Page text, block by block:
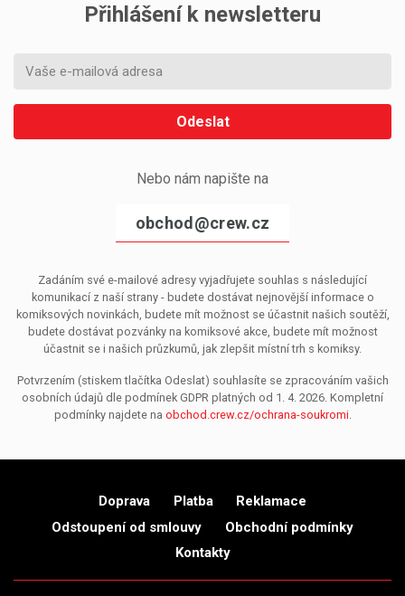
Přihlášení k newsletteru
Odeslat
Nebo nám napište na
obchod@crew.cz
Zadáním své e-mailové adresy vyjadřujete souhlas s následující
komunikací z naší strany - budete dostávat nejnovější informace o
komiksových novinkách, budete mít možnost se účastnit našich soutěží,
budete dostávat pozvánky na komiksové akce, budete mít možnost
účastnit se i našich průzkumů, jak zlepšit místní trh s komiksy.
Potvrzením (stiskem tlačítka Odeslat) souhlasíte se zpracováním vašich
osobních údajů dle podmínek GDPR platných od 1. 4. 2026. Kompletní
podmínky najdete na obchod.crew.cz/ochrana-soukromi.
Doprava Platba
Reklamace
Odstoupení od smlouvy
Obchodní podmínky
Kontakty